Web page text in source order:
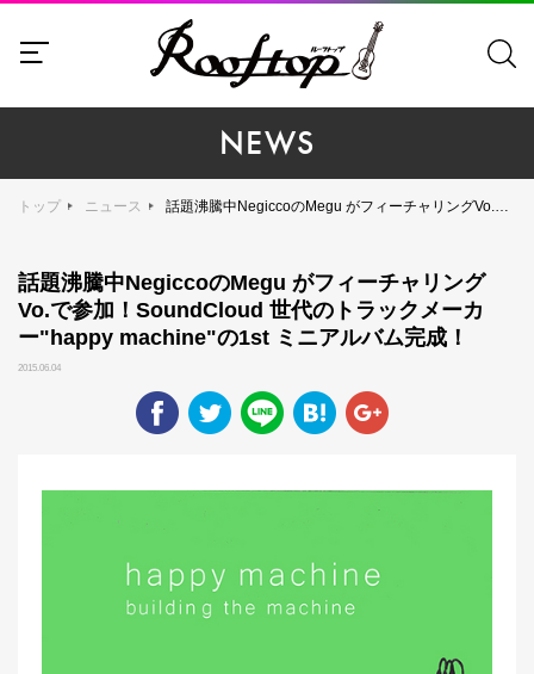
NEWS
トップ ニュース 話題沸騰中NegiccoのMegu がフィーチャリングVo.で参加！SoundCloud 世代のトラックメーカー"happy machine"の1st ミニアルバム完成！
話題沸騰中NegiccoのMegu がフィーチャリング
Vo.で参加！SoundCloud 世代のトラックメーカ
ー"happy machine"の1st ミニアルバム完成！
2015.06.04